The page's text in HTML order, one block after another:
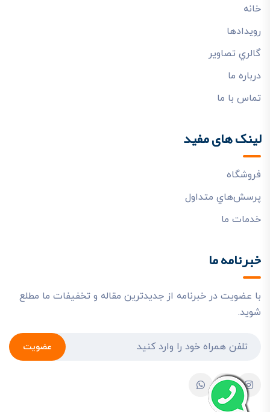
خانه
رويدادها
گالري تصاوير
درباره ما
تماس با ما
لینک های مفید
فروشگاه
پرسش‌هاي متداول
خدمات ما
خبرنامه ما
با عضویت در خبرنامه از جدیدترین مقاله و تخفیفات ما مطلع
شوید.
عضویت